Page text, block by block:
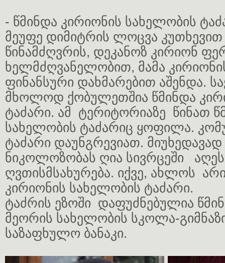
- წმინდა კირიონის სახელობის
მეუფე დიმიტრის ლოცვა კუთხევით
წინამძღვრის, დეკანოზ კირიონ
ხელმძღვანელობით, მამა
ფინანსური დახმარებით აშენდა.
მხოლოდ ქობულეთშია წმინდა
ტაძარი. ამ ტერიტორიაზე წინათ
სახელობის ტაძარიც ყოფილა.
ტაძარი დაუნგრევიათ.
ნიკოლოზობას ღია სივრცეში
ღვთისმსახურება. იქვე, ახლოს
კირიონის სახელობის ტაძარი.
ტაძრის ეზოში დაფუძნებულია
მეორის სახელობის სკოლა-
საზაფხულო ბანაკი.